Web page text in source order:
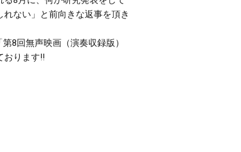
ない」と前向きな返事を頂き
8回無声映画（演奏収録版）
おります‼